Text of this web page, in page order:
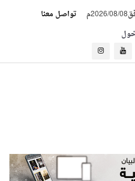
تواصل معنا